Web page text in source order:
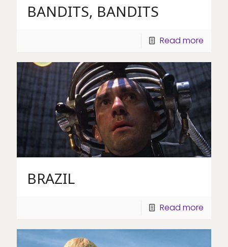
BANDITS, BANDITS
Read more
BRAZIL
Read more